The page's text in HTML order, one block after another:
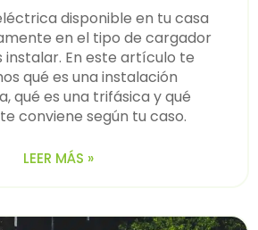
disponible en tu casa
en el tipo de cargador
instalar. En este artículo te
qué es una instalación
qué es una trifásica y qué
conviene según tu caso.
LEER MÁS »